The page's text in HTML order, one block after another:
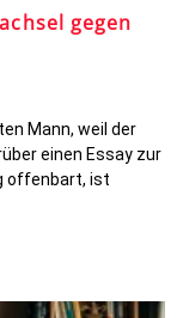
gegen
Mann, weil der
einen Essay zur
offenbart, ist